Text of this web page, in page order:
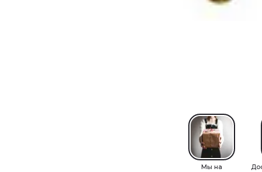
Мы на